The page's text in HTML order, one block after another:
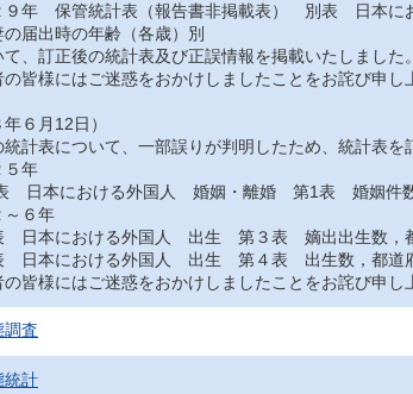
年 保管統計表（報告書非掲載表） 別表 日本に
の届出時の年齢（各歳）別
、訂正後の統計表及び正誤情報を掲載いたしました。
皆様にはご迷惑をおかけしましたことをお詫び申し
年６月12日）
計表について、一部誤りが判明したため、統計表を
年
本における外国人 婚姻・離婚 第1表 婚姻件数
６年
本における外国人 出生 第３表 嫡出出生数，都
本における外国人 出生 第４表 出生数，都道府
皆様にはご迷惑をおかけしましたことをお詫び申し
調査
統計